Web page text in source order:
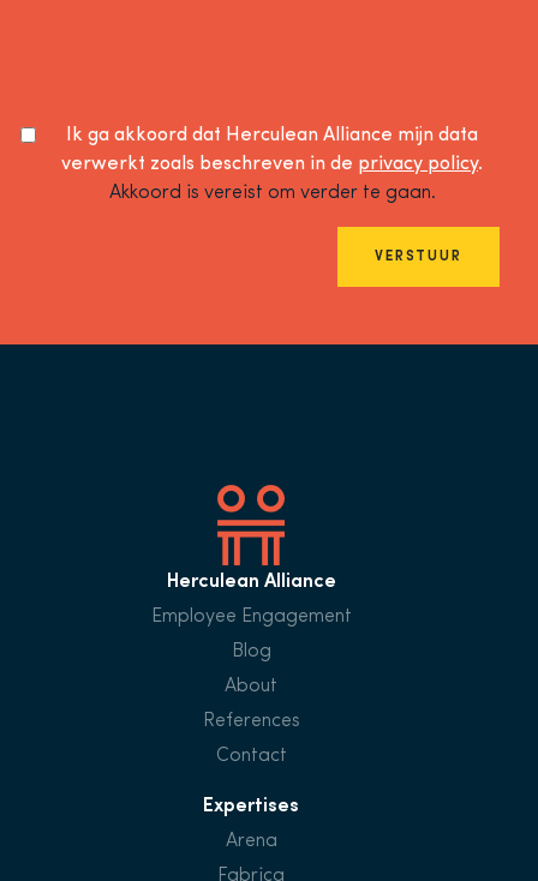
Ik ga akkoord dat Herculean Alliance mijn data
verwerkt zoals beschreven in de privacy policy.
Akkoord is vereist om verder te gaan.
VERSTUUR
Herculean Alliance
Employee Engagement
Blog
About
References
Contact
Expertises
Arena
Fabrica